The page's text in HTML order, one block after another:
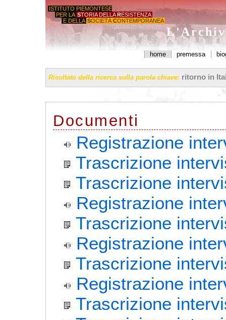
ISTITUTO PIEMONTESE
PER LA STORIA DELLA RESISTENZA
E DELLA SOCIETÀ CONTEMPORANEA
'GIORGIO AGOSTI'
home premessa
Risultato della ricerca sulla parola chiave: ritorno in
Documenti
Registrazione
Trascrizione
Trascrizione
Registrazione
Trascrizione
Registrazione
Trascrizione
Registrazione
Trascrizione